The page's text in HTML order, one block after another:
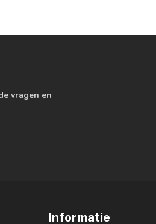
vragen en
Informatie